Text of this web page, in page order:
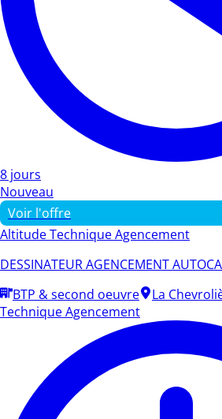
8 jours
Nouveau
Voir l'offre
Altitude Technique Agencement
DESSINATEUR AGENCEMENT
BTP & second oeuvre
La
Technique Agencement